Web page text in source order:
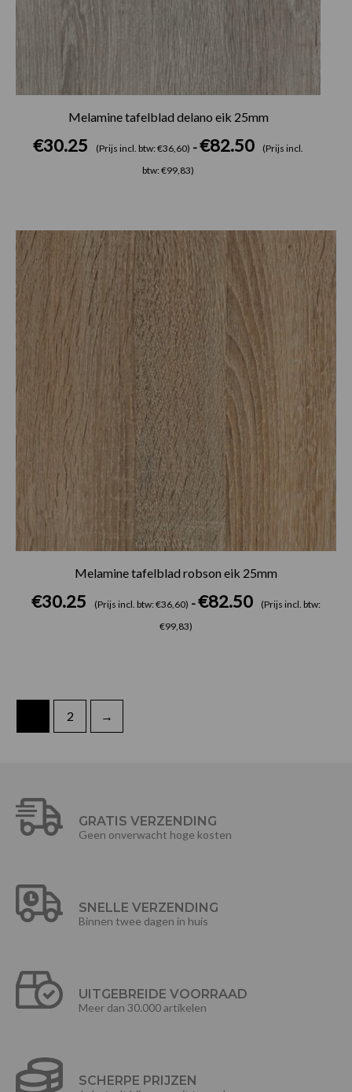
Melamine tafelblad delano eik 25mm
€30.25 (Prijs incl. btw: €36,60) -€82.50
(Prijs incl.
btw: €99,83)
Melamine tafelblad robson eik 25mm
€30.25 (Prijs incl. btw: €36,60) -€82.50
(Prijs incl. btw:
€99,83)
Prijsklasse:
€30.25
tot
€82.50
2 →
GRATIS VERZENDING
Geen onverwacht hoge kosten
SNELLE VERZENDING
Binnen twee dagen in huis
UITGEBREIDE VOORRAAD
Meer dan 30.000 artikelen
SCHERPE PRIJZEN